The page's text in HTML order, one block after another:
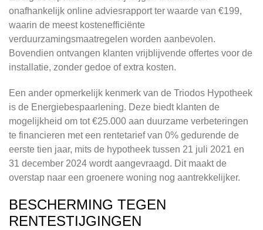
onafhankelijk online adviesrapport ter waarde van €199,
waarin de meest kostenefficiënte
verduurzamingsmaatregelen worden aanbevolen.
Bovendien ontvangen klanten vrijblijvende offertes voor de
installatie, zonder gedoe of extra kosten.
Een ander opmerkelijk kenmerk van de Triodos Hypotheek
is de Energiebespaarlening. Deze biedt klanten de
mogelijkheid om tot €25.000 aan duurzame verbeteringen
te financieren met een rentetarief van 0% gedurende de
eerste tien jaar, mits de hypotheek tussen 21 juli 2021 en
31 december 2024 wordt aangevraagd. Dit maakt de
overstap naar een groenere woning nog aantrekkelijker.
BESCHERMING TEGEN
RENTESTIJGINGEN